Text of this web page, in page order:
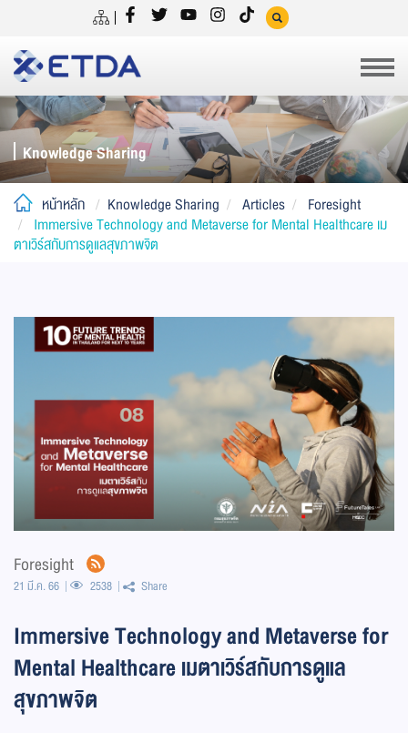
Knowledge Sharing
หน้าหลัก Knowledge Sharing Articles
Foresight
Immersive Technology and Metaverse for Mental Healthcare เม
ตาเวิร์สกับการดูแลสุขภาพจิต
Foresight
21 มี.ค. 66 2538 Share
Immersive Technology and Metaverse for
Mental Healthcare เมตาเวิร์สกับการดูแล
สุขภาพจิต